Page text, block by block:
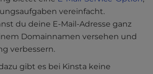
vereinfacht.
du deine E-Mail-Adresse ganz
Domainnamen versehen und
verbessern.
gibt es bei Kinsta keine